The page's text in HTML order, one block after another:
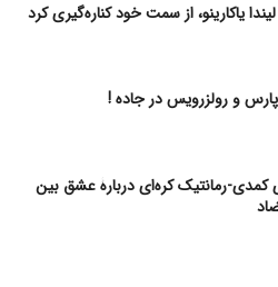
یاکارینو، از سمت خود کناره‌گیری کرد
و رولزرویس در جاده !
کمدی-رمانتیک کره‌ای دربارۀ عشق بین